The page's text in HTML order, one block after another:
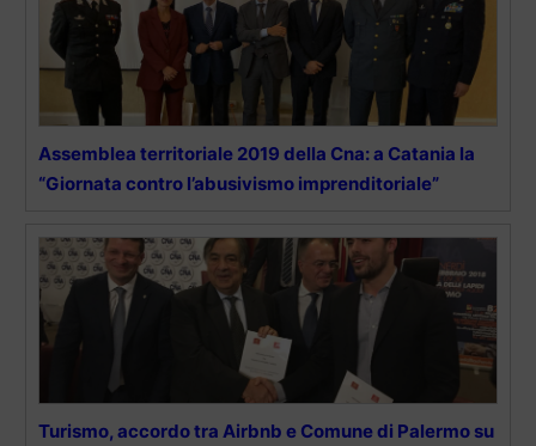
Assemblea territoriale 2019 della Cna: a Catania la
“Giornata contro l’abusivismo imprenditoriale”
Turismo, accordo tra Airbnb e Comune di Palermo su